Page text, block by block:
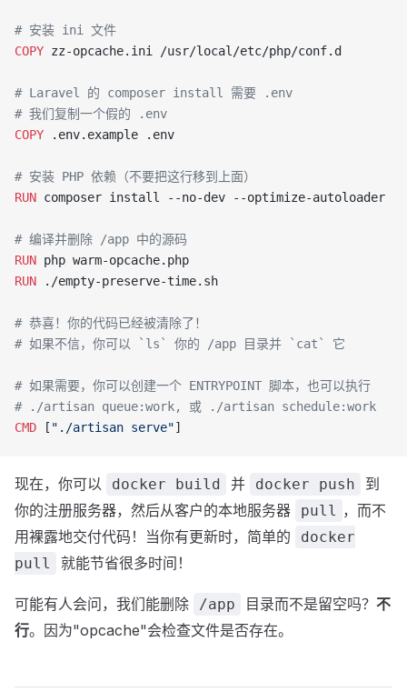
# 安装 ini 文件
COPY zz-opcache.ini /usr/local/etc/php/conf.d
# Laravel 的 composer install 需要 .env
# 我们复制一个假的 .env
COPY .env.example .env
# 安装 PHP 依赖（不要把这行移到上面）
RUN composer install --no-dev --optimize-autoloader
# 编译并删除 /app 中的源码
RUN php warm-opcache.php
RUN ./empty-preserve-time.sh
# 恭喜！你的代码已经被清除了！
# 如果不信，你可以 `ls` 你的 /app 目录并 `cat` 它
# 如果需要，你可以创建一个 ENTRYPOINT 脚本，也可以执行
# ./artisan queue:work, 或 ./artisan schedule:work
CMD [ "./artisan serve"]
现在，你可以 docker build 并 docker push
到
你的注册服务器，然后从客户的本地服务器
pull ，而不
用裸露地交付代码！当你有更新时，简单的
docker
pull
就能节省很多时间！
可能有人会问，我们能删除 /app 目录而不是留空吗？ 不
行。因为"opcache"会检查文件是否存在。